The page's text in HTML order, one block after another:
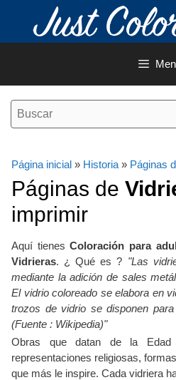
contenido
Página inicial » Historia » Páginas
Páginas de
imprimir
Aquí tienesColoración para
Vidrieras. ¿ Qué es ? "Las
mediante la adición de sales
El vidrio coloreado se elabora en
trozos de vidrio se disponen
(Fuente : Wikipedia)"
Obras que datan de la Edad
representaciones religiosas,
que más le inspire. Cada vidriera